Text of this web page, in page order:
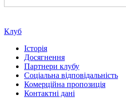
Клуб
Історія
Досягнення
Партнери клубу
Соціальна відповідальність
Комерційна пропозиція
Контактні дані